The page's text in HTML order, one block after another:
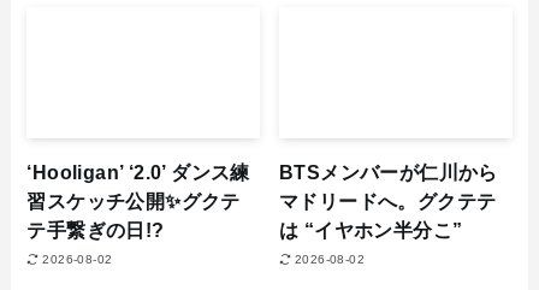
‘Hooligan’ ‘2.0’ ダンス練
習スケッチ公開✨グクテ
テ手繋ぎの日!?
2026-08-02
BTSメンバーが仁川から
マドリードへ。グクテテ
は “イヤホン半分こ”
2026-08-02